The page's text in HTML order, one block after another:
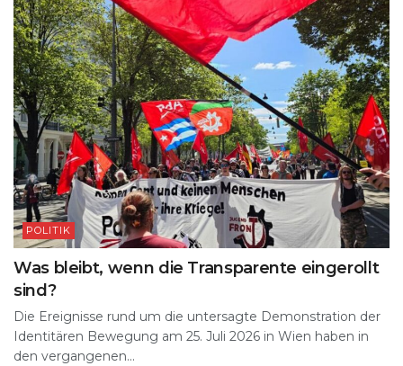
POLITIK
Was bleibt, wenn die Transparente eingerollt
sind?
Die Ereignisse rund um die untersagte Demonstration der
Identitären Bewegung am 25. Juli 2026 in Wien haben in
den vergangenen...